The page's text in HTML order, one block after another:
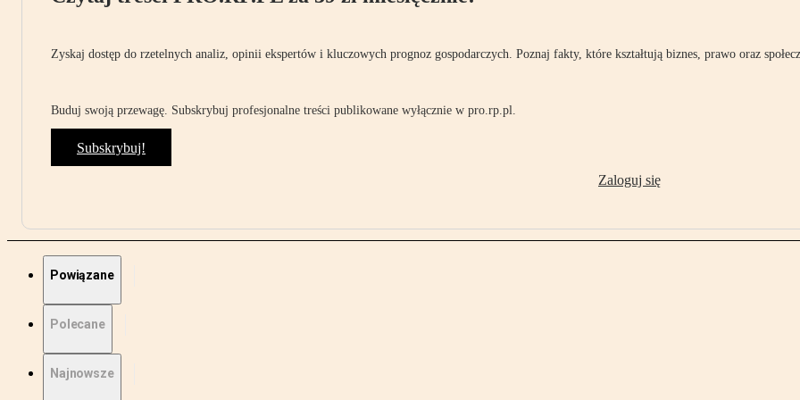
Zyskaj dostęp do rzetelnych analiz, opinii ekspertów i kluczowych prognoz gospodarczych. Poznaj fakty, które kształtują biznes, prawo oraz
Buduj swoją przewagę. Subskrybuj profesjonalne treści publikowane wyłącznie w pro.rp.pl.
Subskrybuj!
Zaloguj się
Powiązane
Polecane
Najnowsze